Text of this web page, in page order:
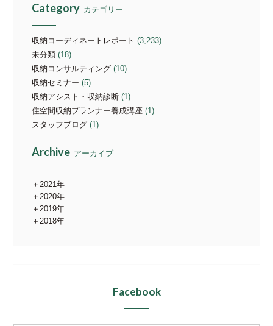
Category カテゴリー
収納コーディネートレポート (3,233)
未分類 (18)
収納コンサルティング (10)
収納セミナー (5)
収納アシスト・収納診断 (1)
住空間収納プランナー養成講座 (1)
スタッフブログ (1)
Archive アーカイブ
2021年
2020年
2019年
2018年
Facebook